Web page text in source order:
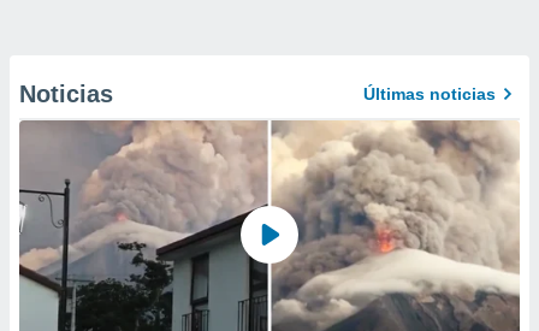
Noticias Últimas noticias